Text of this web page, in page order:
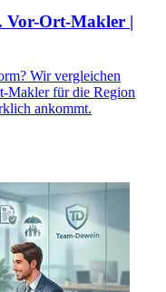
Vor-Ort-Makler |
Wir vergleichen
Makler für die Region
ankommt.